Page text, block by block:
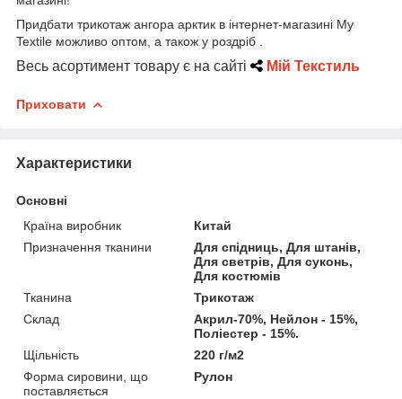
Придбати трикотаж ангора арктик в інтернет-магазині My
Textile можливо оптом, а також у роздріб .
Весь асортимент товару є на сайті Мій Текстиль
Приховати
Характеристики
Основні
Країна виробник
Китай
Призначення тканини
Для спідниць, Для штанів,
Для светрів, Для суконь,
Для костюмів
Тканина
Трикотаж
Склад
Акрил-70%, Нейлон - 15%,
Поліестер - 15%.
Щільність
220 г/м2
Форма сировини, що
поставляється
Рулон